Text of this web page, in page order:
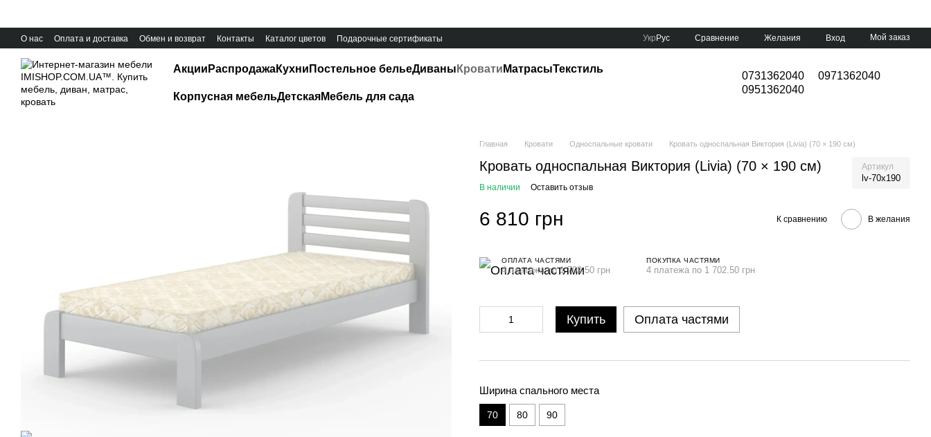
О нас Оплата и доставка Обмен и возврат Контакты Каталог цветов Подарочные сертификаты Укр Рус Сравнение Желания Вход Мой заказ
Акции РаспродажаКухни Постельное бельеДиваны Кровати МатрасыТекстиль
Корпусная мебельДетскаяМебель для сада
0731362040
0971362040
0951362040
Главная Кровати Односпальные кровати Кровать односпальная Виктория (Livia) (70 × 190 см)
Кровать односпальная Виктория (Livia) (70 × 190 см) Артикул
lv-70x190
В наличии Оставить отзыв
6 810 грн К сравнению В желания
ОПЛАТА ЧАСТЯМИ
4 платежа по 1 702.50 грн
ПОКУПКА ЧАСТЯМИ
4 платежа по 1 702.50 грн
Купить Оплата частями
Ширина спального места
70 80 90